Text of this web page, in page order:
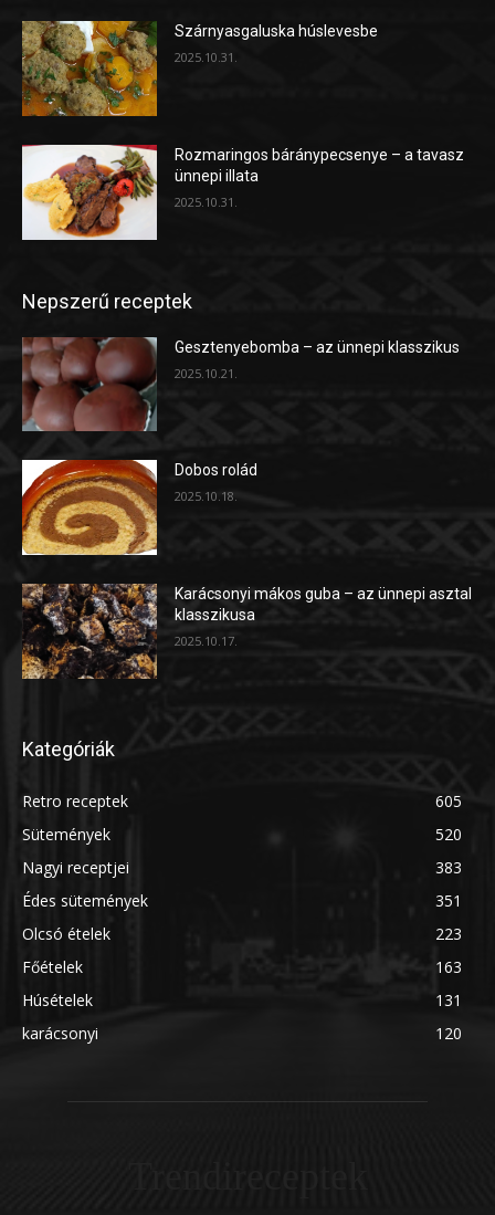
Szárnyasgaluska húslevesbe
2025.10.31.
Rozmaringos báránypecsenye – a tavasz
ünnepi illata
2025.10.31.
Nepszerű receptek
Gesztenyebomba – az ünnepi klasszikus
2025.10.21.
Dobos rolád
2025.10.18.
Karácsonyi mákos guba – az ünnepi asztal
klasszikusa
2025.10.17.
Kategóriák
Retro receptek
605
Sütemények
520
Nagyi receptjei
383
Édes sütemények
351
Olcsó ételek
223
Főételek
163
Húsételek
131
karácsonyi
120